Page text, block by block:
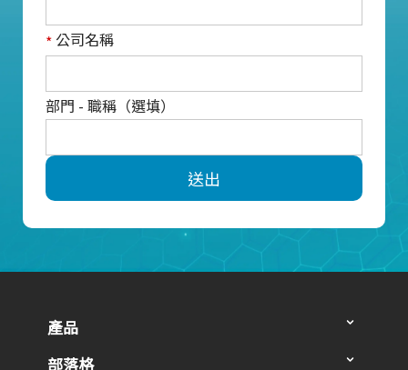
* 公司名稱
部門 - 職稱（選填）
送出
產品
部落格